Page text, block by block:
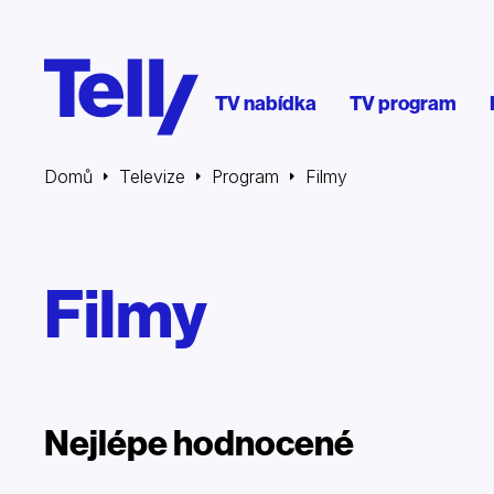
TV nabídka TV program
Domů Televize Program Filmy
Filmy
Nejlépe hodnocené